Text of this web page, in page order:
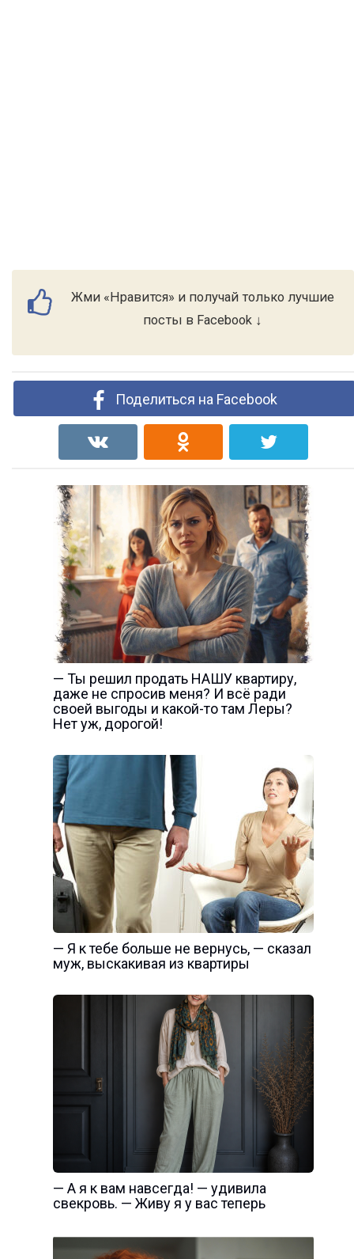
Жми «Нравится» и получай только лучшие
посты в Facebook ↓
Поделиться на Facebook
— Ты решил продать НАШУ квартиру,
даже не спросив меня? И всё ради
своей выгоды и какой-то там Леры?
Нет уж, дорогой!
— Я к тебе больше не вернусь, — сказал
муж, выскакивая из квартиры
— А я к вам навсегда! — удивила
свекровь. — Живу я у вас теперь